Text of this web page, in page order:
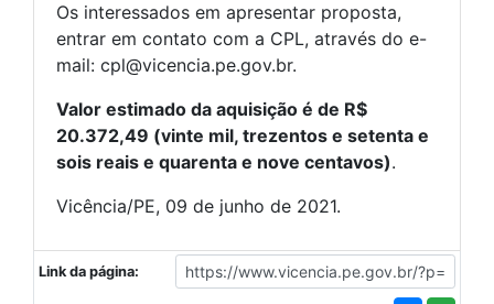
Os interessados em apresentar proposta,
entrar em contato com a CPL, através do e-
mail: cpl@vicencia.pe.gov.br.
Valor estimado da aquisição é de R$
20.372,49 (vinte mil, trezentos e setenta e
sois reais e quarenta e nove centavos).
Vicência/PE, 09 de junho de 2021.
Link da página: